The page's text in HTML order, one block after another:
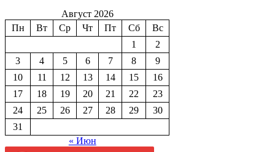
Август 2026
Пн
Вт Ср Чт Пт Сб
Вс
1
2
3
4 5 6 7 8
9
10
11 12 13 14 15
16
17
18 19 20 21 22
23
24
25 26 27 28 29
30
31
« Июн